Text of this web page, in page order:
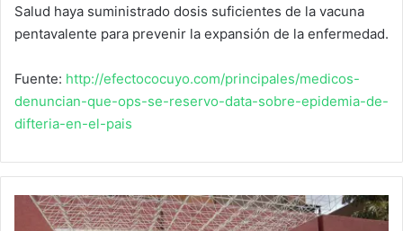
Salud haya suministrado dosis suficientes de la vacuna
pentavalente para prevenir la expansión de la enfermedad.
Fuente: http://efectococuyo.com/principales/medicos-
denuncian-que-ops-se-reservo-data-sobre-epidemia-de-
difteria-en-el-pais
Expertos
denunciaron